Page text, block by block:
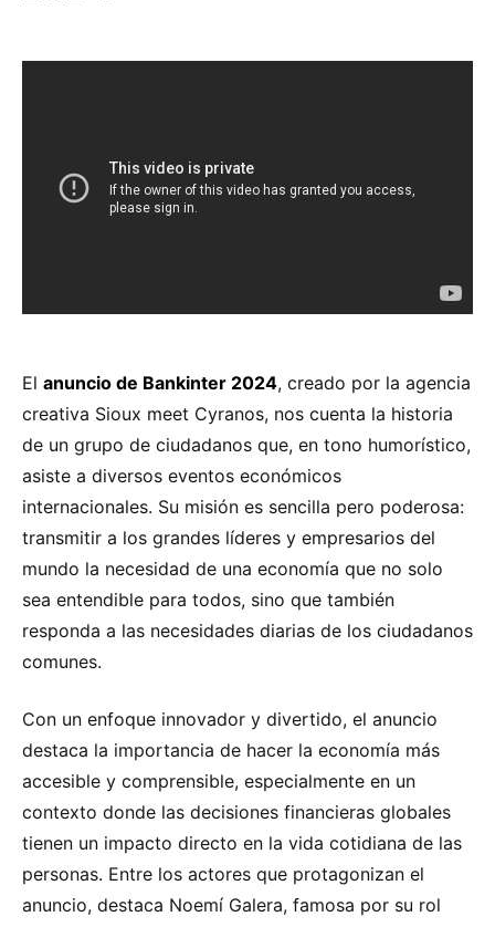
El anuncio de Bankinter 2024, creado por la agencia
creativa Sioux meet Cyranos, nos cuenta la historia
de un grupo de ciudadanos que, en tono humorístico,
asiste a diversos eventos económicos
internacionales. Su misión es sencilla pero poderosa:
transmitir a los grandes líderes y empresarios del
mundo la necesidad de una economía que no solo
sea entendible para todos, sino que también
responda a las necesidades diarias de los ciudadanos
comunes.
Con un enfoque innovador y divertido, el anuncio
destaca la importancia de hacer la economía más
accesible y comprensible, especialmente en un
contexto donde las decisiones financieras globales
tienen un impacto directo en la vida cotidiana de las
personas. Entre los actores que protagonizan el
anuncio, destaca Noemí Galera, famosa por su rol